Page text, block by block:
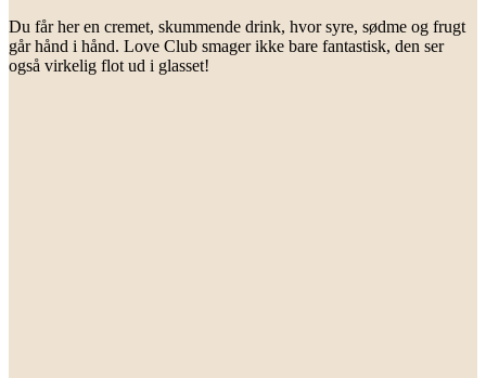
Du får her en cremet, skummende drink, hvor syre, sødme og frugt
går hånd i hånd. Love Club smager ikke bare fantastisk, den ser
også virkelig flot ud i glasset!